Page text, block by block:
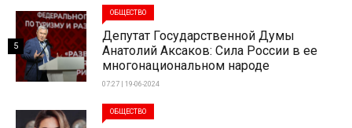
ОБЩЕСТВО
Депутат Государственной Думы
Анатолий Аксаков: Сила России в ее
многонациональном народе
07:27 | 19-06-2024
5
ОБЩЕСТВО